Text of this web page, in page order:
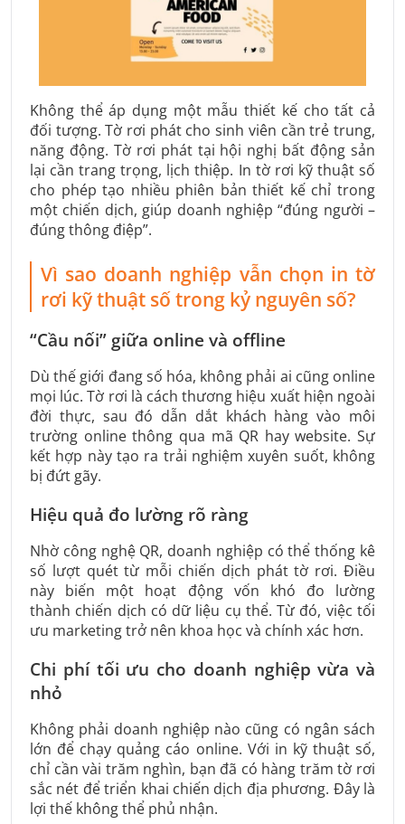
Không thể áp dụng một mẫu thiết kế cho tất cả
đối tượng. Tờ rơi phát cho sinh viên cần trẻ trung,
năng động. Tờ rơi phát tại hội nghị bất động sản
lại cần trang trọng, lịch thiệp. In tờ rơi kỹ thuật số
cho phép tạo nhiều phiên bản thiết kế chỉ trong
một chiến dịch, giúp doanh nghiệp “đúng người –
đúng thông điệp”.
Vì sao doanh nghiệp vẫn chọn in tờ
rơi kỹ thuật số trong kỷ nguyên số?
“Cầu nối” giữa online và offline
Dù thế giới đang số hóa, không phải ai cũng online
mọi lúc. Tờ rơi là cách thương hiệu xuất hiện ngoài
đời thực, sau đó dẫn dắt khách hàng vào môi
trường online thông qua mã QR hay website. Sự
kết hợp này tạo ra trải nghiệm xuyên suốt, không
bị đứt gãy.
Hiệu quả đo lường rõ ràng
Nhờ công nghệ QR, doanh nghiệp có thể thống kê
số lượt quét từ mỗi chiến dịch phát tờ rơi. Điều
này biến một hoạt động vốn khó đo lường
thành chiến dịch có dữ liệu cụ thể. Từ đó, việc tối
ưu marketing trở nên khoa học và chính xác hơn.
Chi phí tối ưu cho doanh nghiệp vừa và
nhỏ
Không phải doanh nghiệp nào cũng có ngân sách
lớn để chạy quảng cáo online. Với in kỹ thuật số,
chỉ cần vài trăm nghìn, bạn đã có hàng trăm tờ rơi
sắc nét để triển khai chiến dịch địa phương. Đây là
lợi thế không thể phủ nhận.